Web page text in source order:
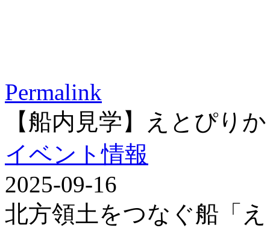
Permalink
【船内見学】えとぴりか
イベント情報
2025-09-16
北方領土をつなぐ船「